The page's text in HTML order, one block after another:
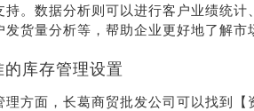
持。数据分析则可以进行客户业绩统
发货量分析等，帮助企业更好地了解市
的库存管理设置
理方面，长葛商贸批发公司可以找到